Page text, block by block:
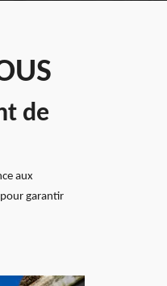
de
aux
garantir